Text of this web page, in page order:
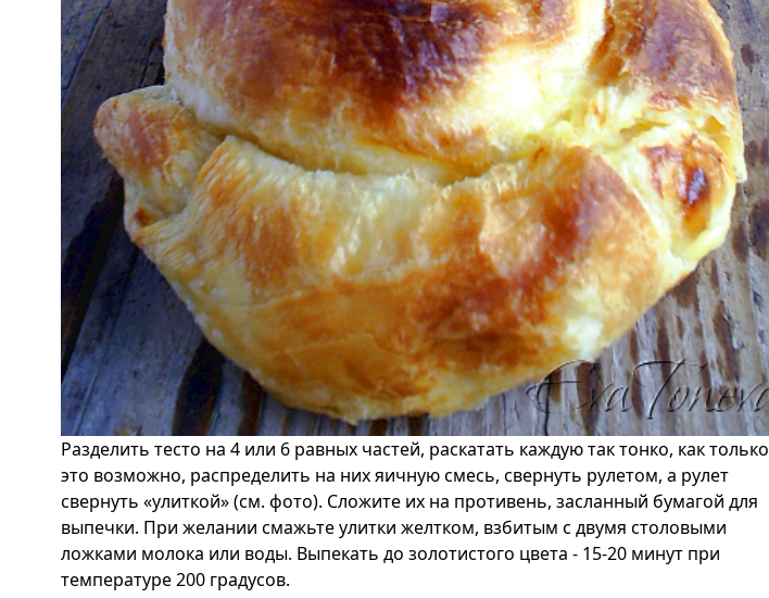
Разделить тесто на 4 или 6 равных частей, раскатать каждую так тонко, как только
это возможно, распределить на них яичную смесь, свернуть рулетом, а рулет
свернуть «улиткой» (см. фото). Сложите их на противень, засланный бумагой для
выпечки. При желании смажьте улитки желтком, взбитым с двумя столовыми
ложками молока или воды. Выпекать до золотистого цвета - 15-20 минут при
температуре 200 градусов.